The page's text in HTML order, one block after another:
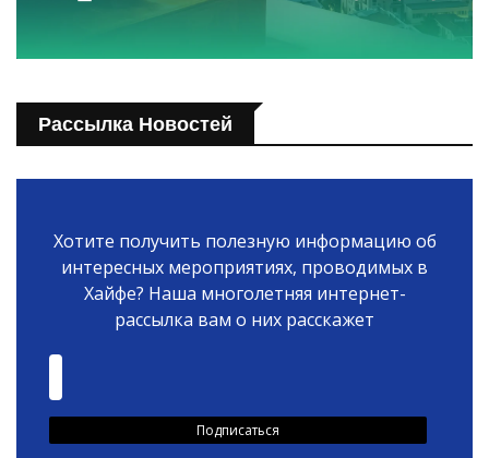
Рассылка Новостей
Хотите получить полезную информацию об
интересных мероприятиях, проводимых в
Хайфе? Наша многолетняя интернет-
рассылка вам о них расскажет